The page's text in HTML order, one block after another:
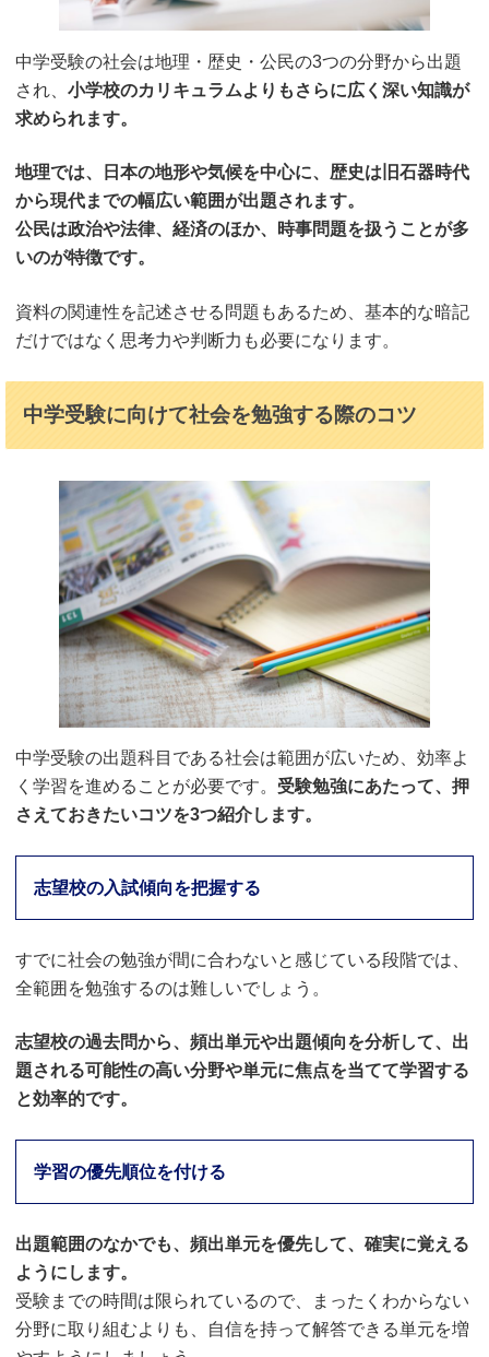
中学受験の社会は地理・歴史・公民の3つの分野から出題
され、小学校のカリキュラムよりもさらに広く深い知識が
求められます。
地理では、日本の地形や気候を中心に、歴史は旧石器時代
から現代までの幅広い範囲が出題されます。
公民は政治や法律、経済のほか、時事問題を扱うことが多
いのが特徴です。
資料の関連性を記述させる問題もあるため、基本的な暗記
だけではなく思考力や判断力も必要になります。
中学受験に向けて社会を勉強する際のコツ
中学受験の出題科目である社会は範囲が広いため、効率よ
く学習を進めることが必要です。 受験勉強にあたって、押
さえておきたいコツを3つ紹介します。
志望校の入試傾向を把握する
すでに社会の勉強が間に合わないと感じている段階では、
全範囲を勉強するのは難しいでしょう。
志望校の過去問から、頻出単元や出題傾向を分析して、出
題される可能性の高い分野や単元に焦点を当てて学習する
と効率的です。
学習の優先順位を付ける
出題範囲のなかでも、頻出単元を優先して、確実に覚える
ようにします。
受験までの時間は限られているので、まったくわからない
分野に取り組むよりも、自信を持って解答できる単元を増